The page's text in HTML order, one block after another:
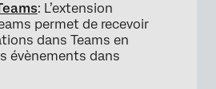
: L’extension
permet de recevoir
dans Teams en
évènements dans